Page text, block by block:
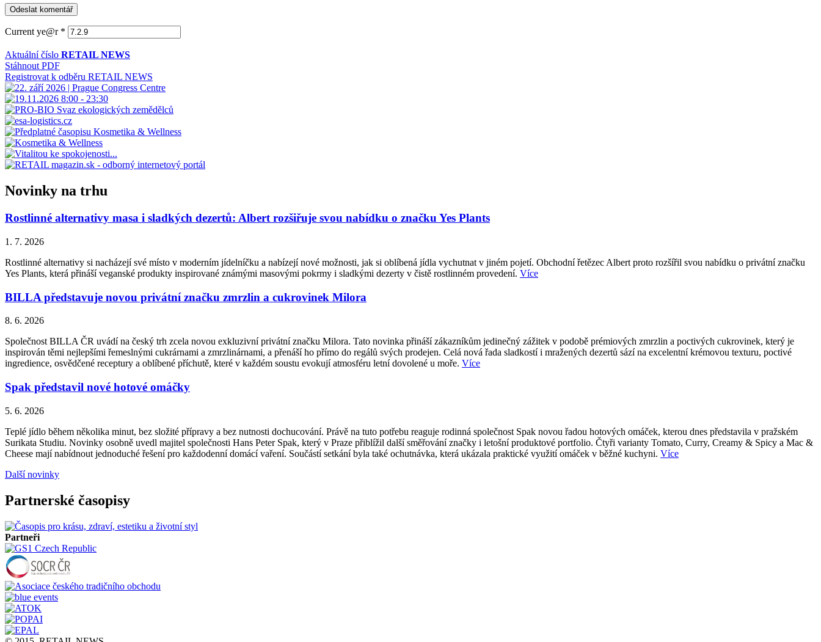
Current ye@r *
Aktuální číslo RETAIL NEWS
Stáhnout PDF
Registrovat k odběru RETAIL NEWS
Novinky na trhu
Rostlinné alternativy masa i sladkých dezertů: Albert rozšiřuje svou nabídku o značku Yes Plants
1. 7. 2026
Rostlinné alternativy si nacházejí své místo v moderním jídelníčku a nabízejí nové možnosti, jak si oblíbená jídla vychutnat v jiném pojetí. Obchodní řetězec Albert proto rozšířil svou nabídku o privátní značku
Yes Plants, která přináší veganské produkty inspirované známými masovými pokrmy i sladkými dezerty v čistě rostlinném provedení. Více
BILLA představuje novou privátní značku zmrzlin a cukrovinek Milora
8. 6. 2026
Společnost BILLA ČR uvádí na český trh zcela novou exkluzivní privátní značku Milora. Tato novinka přináší zákazníkům jedinečný zážitek v podobě prémiových zmrzlin a poctivých cukrovinek, který je
inspirován těmi nejlepšími řemeslnými cukrárnami a zmrzlinárnami, a přenáší ho přímo do regálů svých prodejen. Celá nová řada sladkostí i mražených dezertů sází na excelentní krémovou texturu, poctivé
ingredience, osvědčené receptury a oblíbené příchutě, které v každém soustu evokují atmosféru letní dovolené u moře. Více
Spak představil nové hotové omáčky
5. 6. 2026
Teplé jídlo během několika minut, bez složité přípravy a bez nutnosti dochucování. Právě na tuto potřebu reaguje rodinná společnost Spak novou řadou hotových omáček, kterou dnes představila v pražském
Surikata Studiu. Novinky osobně uvedl majitel společnosti Hans Peter Spak, který v Praze přiblížil další směřování značky i letošní produktové portfolio. Čtyři varianty Tomato, Curry, Creamy & Spicy a Mac &
Cheese mají nabídnout jednoduché řešení pro každodenní domácí vaření. Součástí setkání byla také ochutnávka, která ukázala praktické využití omáček v běžné kuchyni. Více
Další novinky
Partnerské časopisy
Partneři